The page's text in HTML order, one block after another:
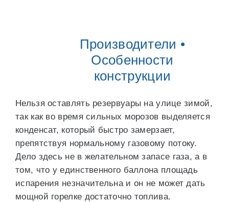
Производители •
Особенности
конструкции
Нельзя оставлять резервуары на улице зимой,
так как во время сильных морозов выделяется
конденсат, который быстро замерзает,
препятствуя нормальному газовому потоку.
Дело здесь не в желательном запасе газа, а в
том, что у единственного баллона площадь
испарения незначительна и он не может дать
мощной горелке достаточно топлива.